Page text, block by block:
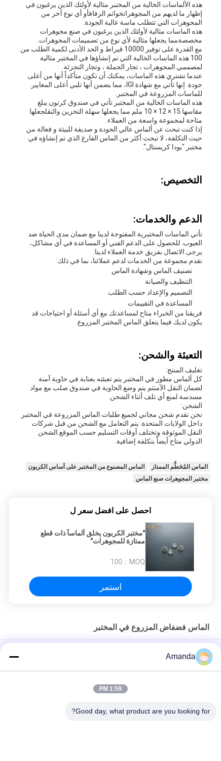
هذه الألماسات الخالية من المختبر مثالية لأولئك الذين يرغبون في
إظهار ما لديهم من المجوهراتخواتم الزفافأو أي نوع آخر من
المجوهرات التي تتطلب ماسة عالية الجودة.
هذه الماسات مثالية لأولئك الذين يرغبون في صنع مجوهرات
مخصصةمما يجعلها مثالية لأي نوع من تصميمات المجوهرات.
مع القدرة على توفير 10000 قيراط و الحد الأدنى لكمية الطلب من
100 هذه الماسات الخالية التي تم إنشاؤها في المختبر مثالية
لمصممي المجوهرات ، تجار الجملة ، وتجار التجزئة.
عندما تشتري هذه الماسات، يمكنك أن تكون متأكداً أنها من أعلى
جودة. إنها تأتي مع شهادة IGI، مما يضمن أنها تلبي أعلى المعايير
للماسات المزروعة في المختبر.
هذه الماسات الخالية من المختبر تأتي في صندوق كرتون يبلغ
مقاسها 15 × 12 × 10 ملم مما يجعلها سهلة التخزين والنقلجعلها
متاحة لمجموعة واسعة من العملاء.
إذا كنت تبحث عن ألماس عالي الجودة و صديقة للبيئة و فعالة من
حيث التكلفة، لا تبحث أكثر من الماس الفارغ الذي تم إنشاؤه في
مختبر "يودا كريستال".
التخصيص:
الدعم والخدمات:
تأتي الماسات المختبرية المفتوحة لدينا مع ضمان مدى الحياة ضد
العيوب. للحصول على الدعم الفني أو المساعدة في أي مشاكل،
يرجى الاتصال بفريق خدمة العملاء لدينا.
نقدم مجموعة من الخدمات لدعم عملائنا، بما في ذلك:
تصنيف الماس وشهادة الماس
التنظيف والصيانة
التصميم والإعداد حسب الطلب
المساعدة في التقييمات
فريقنا من الخبراء متاح لمساعدتك مع أي أسئلة أو احتياجات قد
يكون لديك فيما يتعلق الماس المختبر المزروع.
التعبئة والشحن:
تغليف المنتج:
كل ألماس مطور في المختبر يتم تعبئته بعناية في حاوية آمنة
لضمان النقل الآمنثم يتم وضع الحاوية في صندوق صلب مع مواد
مسدسة لمنع أي تلف أثناء الشحن.
الشحن:
نحن نقدم شحن مجاني لجميع طلبات الماس المزروعة في المختبر
داخل الولايات المتحدة. يتم التعامل مع الشحن من قبل شركات
النقل الموثوقة وتختلف أوقات التسليم حسب الموقع.الشحن
الدولي متاح أيضاً بتكلفة إضافية.
الماس المُحَطَّم الممتاز
الماس المصنوع من المختبر على أساس الكربون
مختبر المجوهرات صنع الماس
احصل على افضل سعر ل
"مختبر الكربون يخلق ألماساً ذات قطع
ممتازة للمجوهرات"
MOQ：
100
استمر
الماس فضفاض المزروع في المختبر
مؤشر 5 مؤشر أبيض
0.40ct 0.50ct 1.0ct VVS VS SI HPHT الماس الفضفاض
Amanda
1:59 PM
Good day, what product are you looking for?